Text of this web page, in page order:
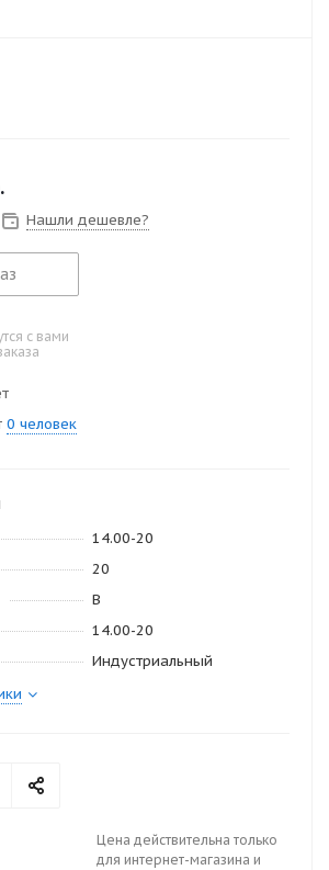
Нашли дешевле?
с вами
0 человек
14.00-20
20
B
14.00-20
Индустриальный
Цена действительна только
для интернет-магазина и